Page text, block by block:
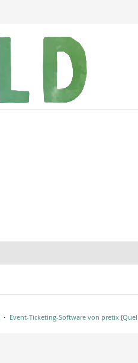
Event-Ticketing-Software von pretix(